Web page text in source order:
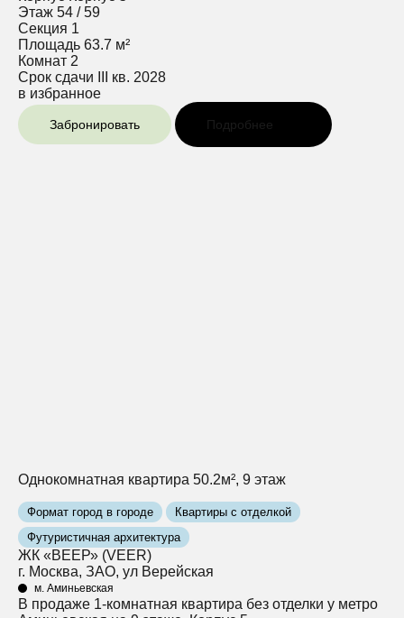
Этаж 54 / 59
Секция 1
Площадь 63.7 м²
Комнат 2
Срок сдачи
III кв. 2028
в избранное
Забронировать Подробнее
Однокомнатная квартира 50.2м², 9 этаж
Формат город в городе
Квартиры с отделкой
Футуристичная архитектура
ЖК «ВЕЕР» (VEER)
г. Москва, ЗАО, ул Верейская
м. Аминьевская
В продаже 1-комнатная квартира без отделки у метро